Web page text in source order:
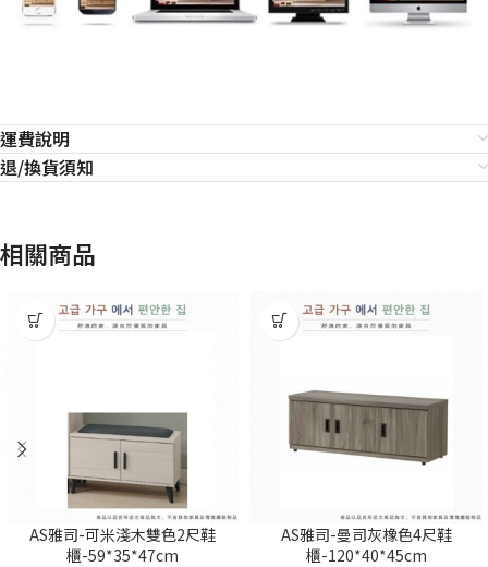
運費說明
退/換貨須知
相關商品
AS雅司-可米淺木雙色2尺鞋
櫃-59*35*47cm
AS雅司-曼司灰橡色4尺鞋
櫃-120*40*45cm